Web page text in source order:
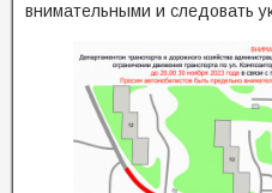
внимательными и следовать